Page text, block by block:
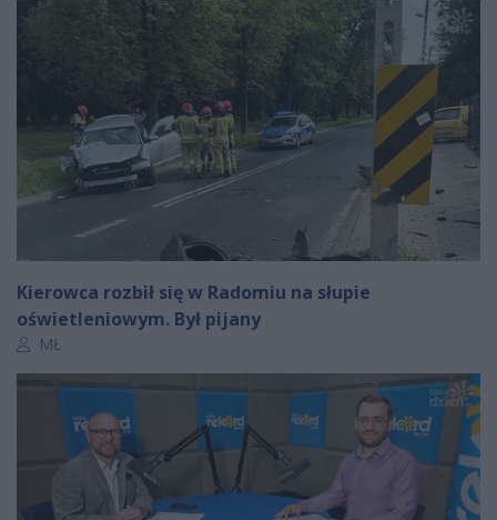
Kierowca rozbił się w Radomiu na słupie
oświetleniowym. Był pijany
Autor artykułu:
MŁ